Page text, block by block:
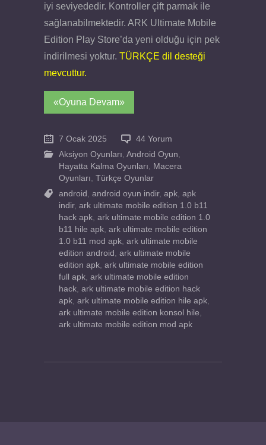
iyi seviyededir. Kontroller çift parmak ile
sağlanabilmektedir. ARK Ultimate Mobile
Edition Play Store’da yeni olduğu için pek
indirilmesi yoktur. TÜRKÇE dil desteği
mevcuttur.
«Oyuna Devam»
7 Ocak 2025
44 Yorum
Aksiyon Oyunları Android Oyun
Hayatta Kalma Oyunları
Macera
Oyunları Türkçe Oyunlar
android
android oyun indir, apk apk
indir, ark ultimate mobile edition 1.0 b11
hack apk ark ultimate mobile edition 1.0
b11 hile apk ark ultimate mobile edition
1.0 b11 mod apk ark ultimate mobile
edition android
ark ultimate mobile
edition apk ark ultimate mobile edition
full apk ark ultimate mobile edition
hack ark ultimate mobile edition hack
apk ark ultimate mobile edition hile apk
ark ultimate mobile edition konsol hile
ark ultimate mobile edition mod apk